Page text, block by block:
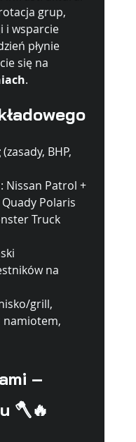
grup,
i wsparcie
płynie
się na
.
(zasady, BHP,
: Nissan Patrol +
Polaris
Truck
na
grill,
namiotem,
–
🪓🔥